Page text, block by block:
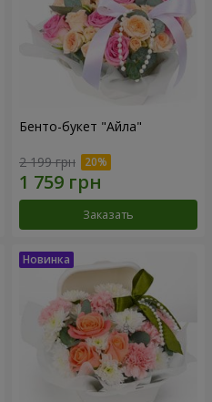
Бенто-букет "Айла"
2 199 грн
Заказать